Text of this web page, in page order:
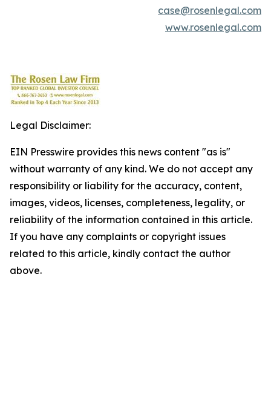
case@rosenlegal.com
www.rosenlegal.com
Legal Disclaimer:
EIN Presswire provides this news content "as is"
without warranty of any kind. We do not accept any
responsibility or liability for the accuracy, content,
images, videos, licenses, completeness, legality, or
reliability of the information contained in this article.
If you have any complaints or copyright issues
related to this article, kindly contact the author
above.